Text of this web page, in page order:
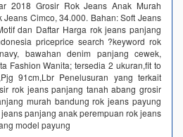
2018 Grosir Rok Jeans Anak Murah
Cimco, 34.000. Bahan: Soft Jeans
dan Daftar Harga rok jeans panjang
priceprice search ?keyword rok
bawahan denim panjang cewek,
Fashion Wanita; tersedia 2 ukuran,fit to
91cm,Lbr Penelusuran yang terkait
rok jeans panjang tanah abang grosir
murah bandung rok jeans payung
panjang anak perempuan rok jeans
model payung